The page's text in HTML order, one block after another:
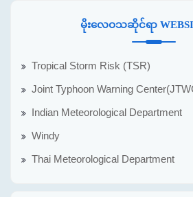
မိုးလေဝသဆိုင်ရာ
Tropical Storm Risk (TSR)
Joint Typhoon Warning
Indian Meteorological Department
Windy
Thai Meteorological Department